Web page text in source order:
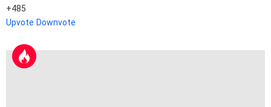
485
Upvote Downvote